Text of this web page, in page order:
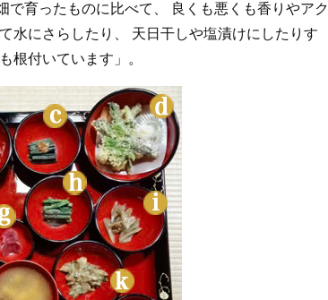
育ったものに比べて、 良くも悪くも香りやアク
水にさらしたり、 天日干しや塩漬けにしたりす
根付いています」。